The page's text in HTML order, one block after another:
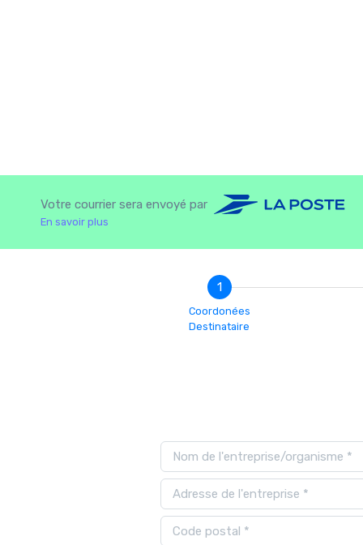
Votre courrier sera envoyé par
En savoir plus
1
Coordonées
Destinataire